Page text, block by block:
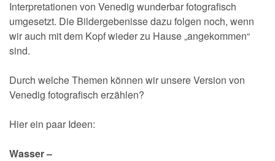
Interpretationen von Venedig wunderbar fotografisch
umgesetzt. Die Bildergebenisse dazu folgen noch, wenn
wir auch mit dem Kopf wieder zu Hause „angekommen“
sind.
Durch welche Themen können wir unsere Version von
Venedig fotografisch erzählen?
Hier ein paar Ideen:
Wasser –